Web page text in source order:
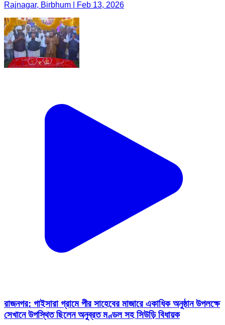
Rajnagar, Birbhum | Feb 13, 2026
রাজনগর: গাইসারা গ্রামে পীর সাহেবের মাজারে একাধিক অনুষ্ঠান উপলক্ষে
সেখানে উপস্থিত ছিলেন অনুব্রত মণ্ডল সহ সিউড়ি বিধায়ক